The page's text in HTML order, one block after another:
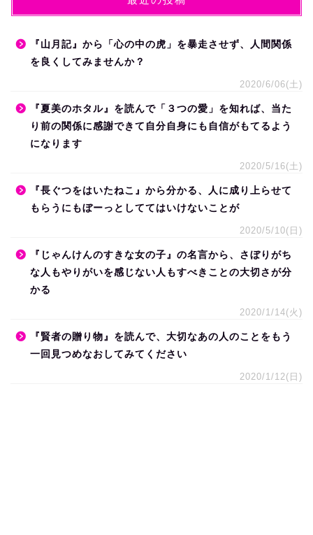
『山月記』から「心の中の虎」を暴走させず、人間関係
を良くしてみませんか？
2020/6/06(土)
『夏美のホタル』を読んで「３つの愛」を知れば、当た
り前の関係に感謝できて自分自身にも自信がもてるよう
になります
2020/5/16(土)
『長ぐつをはいたねこ』から分かる、人に成り上らせて
もらうにもぼーっとしててはいけないことが
2020/5/10(日)
『じゃんけんのすきな女の子』の名言から、さぼりがち
な人もやりがいを感じない人もすべきことの大切さが分
かる
2020/1/14(火)
『賢者の贈り物』を読んで、大切なあの人のことをもう
一回見つめなおしてみてください
2020/1/12(日)